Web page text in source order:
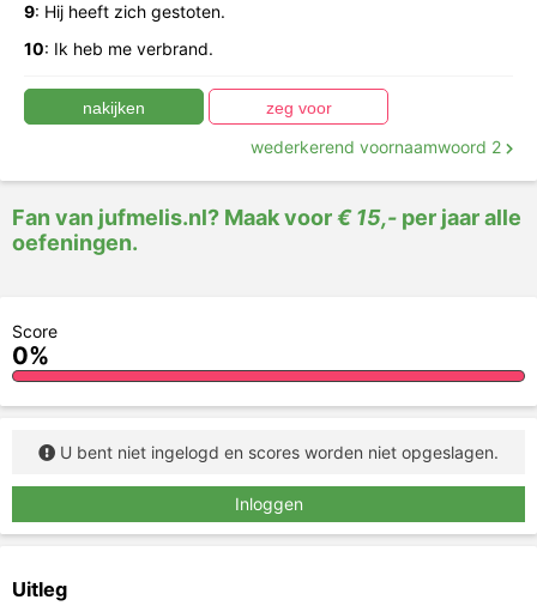
9: Hij heeft zich gestoten.
10: Ik heb me verbrand.
wederkerend voornaamwoord 2
Fan van jufmelis.nl? Maak voor€ 15,- per jaar alle
oefeningen.
U bent niet ingelogd en scores worden niet opgeslagen.
Inloggen
Score
0%
Uitleg